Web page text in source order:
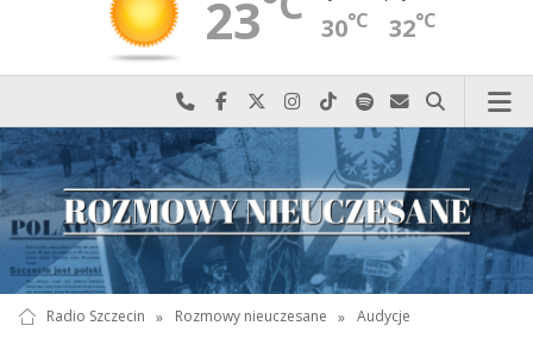
23 30°C 32°C
Najlepiej po prostu do nas zadzwoń
Odwiedź nas na Facebook-u
Odwiedź nas na X
Odwiedź nas na Instagram-ie
Odwiedź nas na TikTok-u
Szukaj nas na Spotify
Wyślij do nas
Szukaj
Radio Szczecin » Rozmowy nieuczesane » Audycje